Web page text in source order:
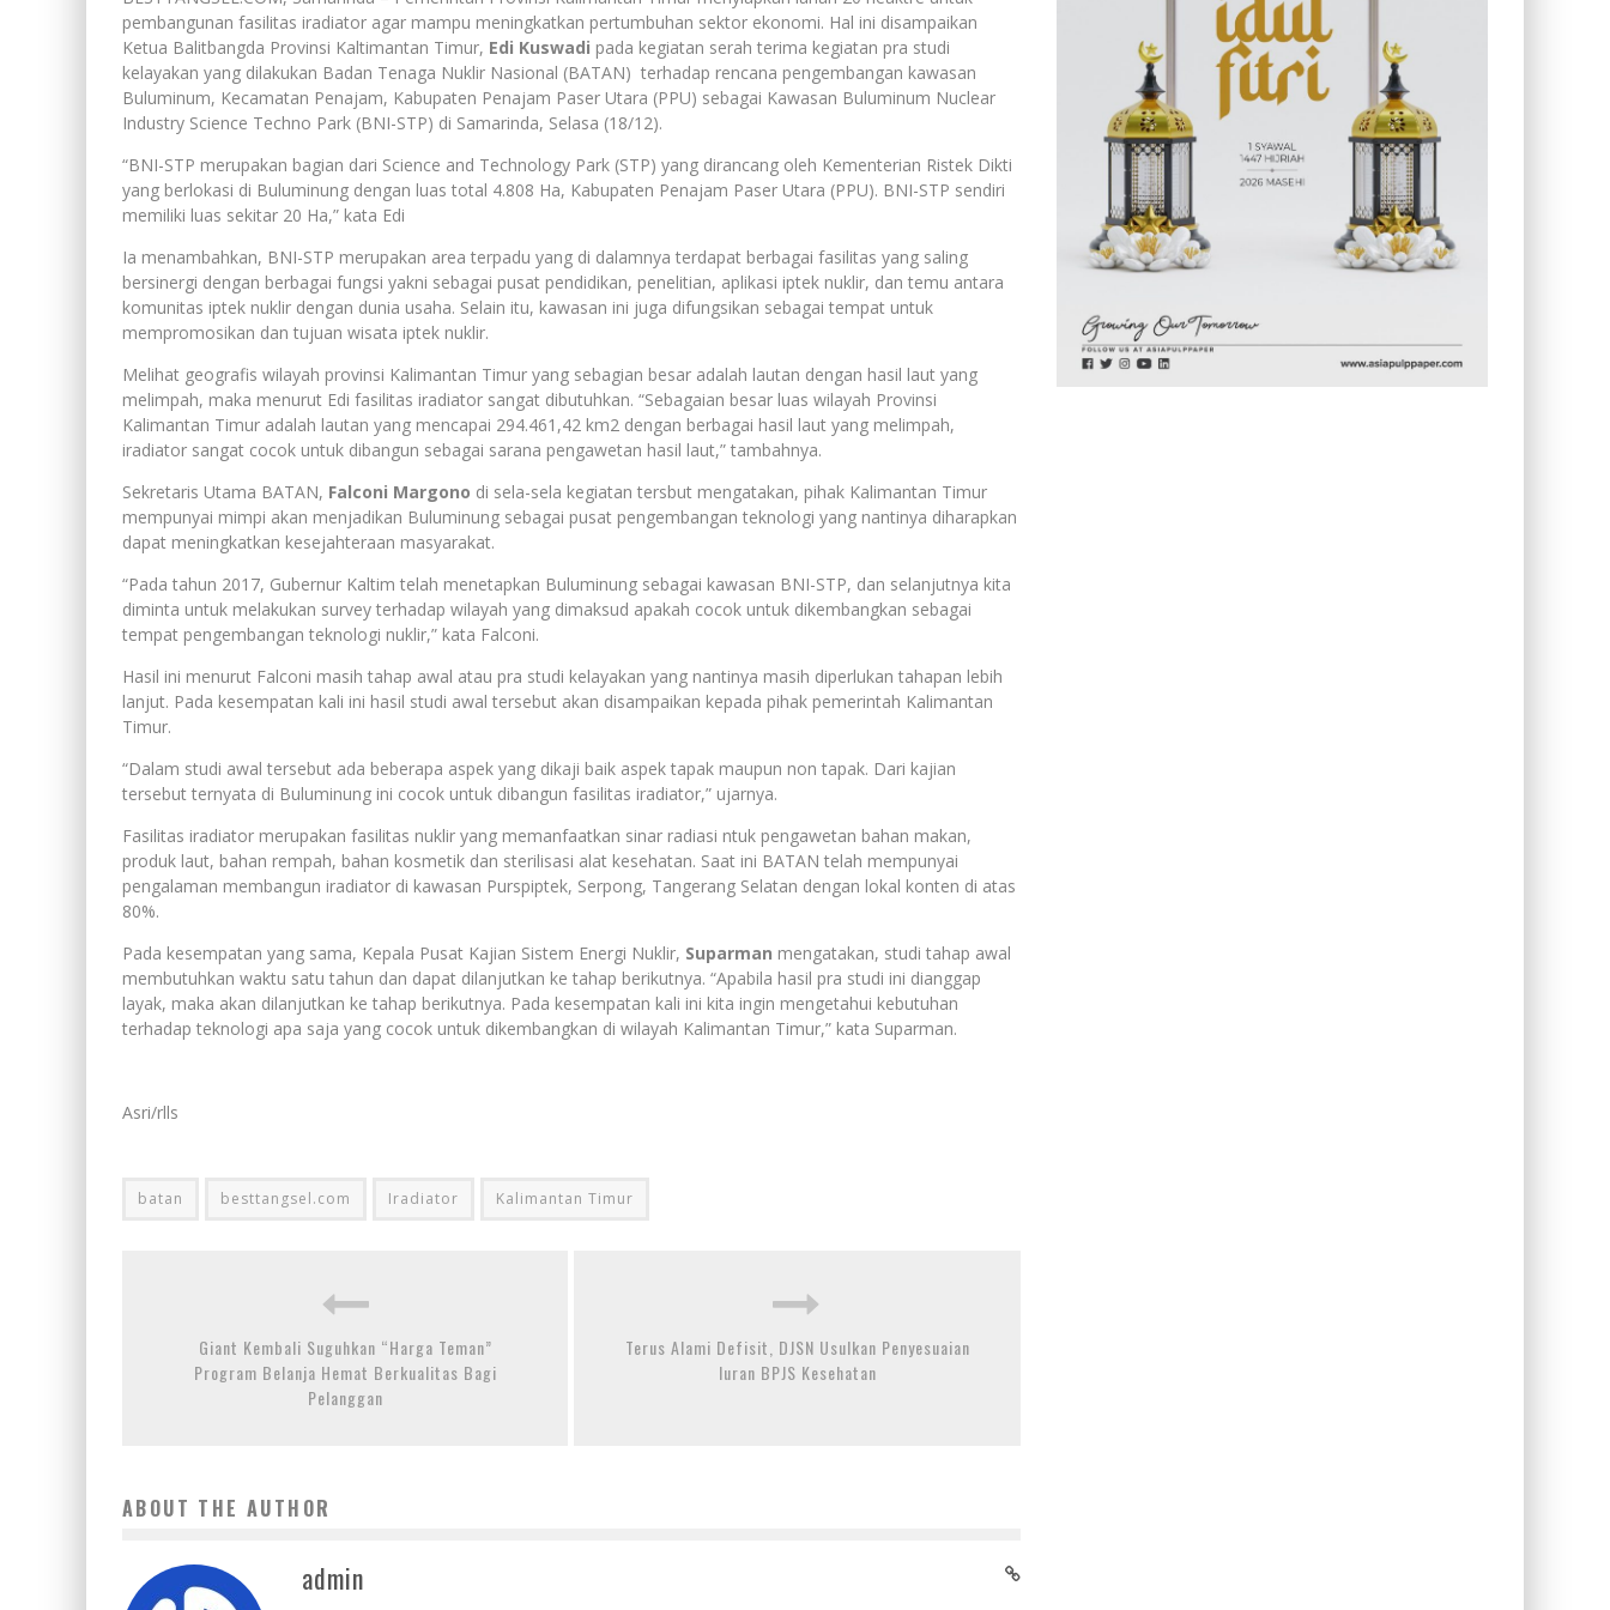
pembangunan fasilitas iradiator agar mampu meningkatkan pertumbuhan sektor ekonomi. Hal ini disampaikan
Ketua Balitbangda Provinsi Kaltimantan Timur, Edi Kuswadi pada kegiatan serah terima kegiatan pra studi
kelayakan yang dilakukan Badan Tenaga Nuklir Nasional (BATAN) terhadap rencana pengembangan kawasan
Buluminum, Kecamatan Penajam, Kabupaten Penajam Paser Utara (PPU) sebagai Kawasan Buluminum Nuclear
Industry Science Techno Park (BNI-STP) di Samarinda, Selasa (18/12).
“BNI-STP merupakan bagian dari Science and Technology Park (STP) yang dirancang oleh Kementerian Ristek Dikti
yang berlokasi di Buluminung dengan luas total 4.808 Ha, Kabupaten Penajam Paser Utara (PPU). BNI-STP sendiri
memiliki luas sekitar 20 Ha,” kata Edi
Ia menambahkan, BNI-STP merupakan area terpadu yang di dalamnya terdapat berbagai fasilitas yang saling
bersinergi dengan berbagai fungsi yakni sebagai pusat pendidikan, penelitian, aplikasi iptek nuklir, dan temu antara
komunitas iptek nuklir dengan dunia usaha. Selain itu, kawasan ini juga difungsikan sebagai tempat untuk
mempromosikan dan tujuan wisata iptek nuklir.
Melihat geografis wilayah provinsi Kalimantan Timur yang sebagian besar adalah lautan dengan hasil laut yang
melimpah, maka menurut Edi fasilitas iradiator sangat dibutuhkan. “Sebagaian besar luas wilayah Provinsi
Kalimantan Timur adalah lautan yang mencapai 294.461,42 km2 dengan berbagai hasil laut yang melimpah,
iradiator sangat cocok untuk dibangun sebagai sarana pengawetan hasil laut,” tambahnya.
Sekretaris Utama BATAN, Falconi Margono di sela-sela kegiatan tersbut mengatakan, pihak Kalimantan Timur
mempunyai mimpi akan menjadikan Buluminung sebagai pusat pengembangan teknologi yang nantinya diharapkan
dapat meningkatkan kesejahteraan masyarakat.
“Pada tahun 2017, Gubernur Kaltim telah menetapkan Buluminung sebagai kawasan BNI-STP, dan selanjutnya kita
diminta untuk melakukan survey terhadap wilayah yang dimaksud apakah cocok untuk dikembangkan sebagai
tempat pengembangan teknologi nuklir,” kata Falconi.
Hasil ini menurut Falconi masih tahap awal atau pra studi kelayakan yang nantinya masih diperlukan tahapan lebih
lanjut. Pada kesempatan kali ini hasil studi awal tersebut akan disampaikan kepada pihak pemerintah Kalimantan
Timur.
“Dalam studi awal tersebut ada beberapa aspek yang dikaji baik aspek tapak maupun non tapak. Dari kajian
tersebut ternyata di Buluminung ini cocok untuk dibangun fasilitas iradiator,” ujarnya.
Fasilitas iradiator merupakan fasilitas nuklir yang memanfaatkan sinar radiasi ntuk pengawetan bahan makan,
produk laut, bahan rempah, bahan kosmetik dan sterilisasi alat kesehatan. Saat ini BATAN telah mempunyai
pengalaman membangun iradiator di kawasan Purspiptek, Serpong, Tangerang Selatan dengan lokal konten di atas
80%.
Pada kesempatan yang sama, Kepala Pusat Kajian Sistem Energi Nuklir, Suparman mengatakan, studi tahap awal
membutuhkan waktu satu tahun dan dapat dilanjutkan ke tahap berikutnya. “Apabila hasil pra studi ini dianggap
layak, maka akan dilanjutkan ke tahap berikutnya. Pada kesempatan kali ini kita ingin mengetahui kebutuhan
terhadap teknologi apa saja yang cocok untuk dikembangkan di wilayah Kalimantan Timur,” kata Suparman.
Asri/rlls
batan besttangsel.com Iradiator Kalimantan Timur
Giant Kembali Suguhkan “Harga Teman”
Program Belanja Hemat Berkualitas Bagi
Pelanggan
Terus Alami Defisit, DJSN Usulkan Penyesuaian
Iuran BPJS Kesehatan
ABOUT THE AUTHOR
admin